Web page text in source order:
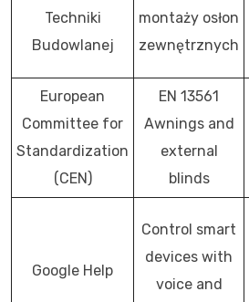
Techniki
Budowlanej
montaży osłon
zewnętrznych
European
Committee for
Standardization
(CEN)
EN 13561
Awnings and
external
blinds
Google Help
Control smart
devices with
voice and